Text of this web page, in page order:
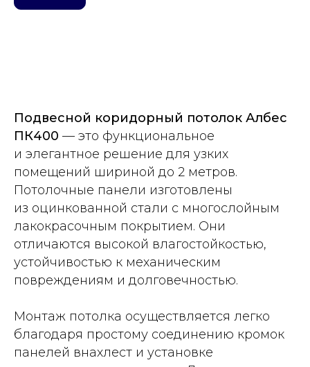
Подвесной коридорный потолок Албес
ПК400 — это функциональное
и элегантное решение для узких
помещений шириной до 2 метров.
Потолочные панели изготовлены
из оцинкованной стали с многослойным
лакокрасочным покрытием. Они
отличаются высокой влагостойкостью,
устойчивостью к механическим
повреждениям и долговечностью.
Монтаж потолка осуществляется легко
благодаря простому соединению кромок
панелей внахлест и установке